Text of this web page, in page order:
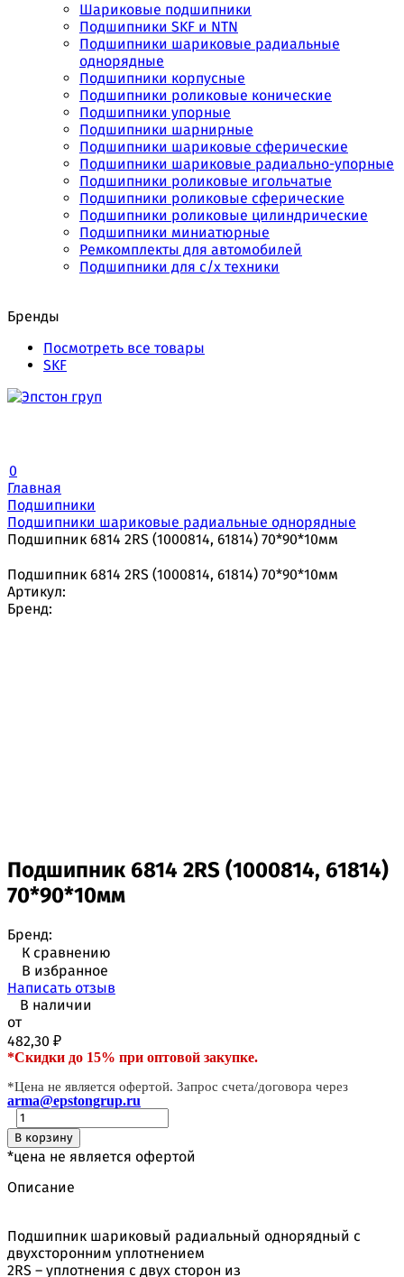
Шариковые подшипники
Подшипники SKF и NTN
Подшипники шариковые радиальные
однорядные
Подшипники корпусные
Подшипники роликовые конические
Подшипники упорные
Подшипники шарнирные
Подшипники шариковые сферические
Подшипники шариковые радиально-упорные
Подшипники роликовые игольчатые
Подшипники роликовые сферические
Подшипники роликовые цилиндрические
Подшипники миниатюрные
Ремкомплекты для автомобилей
Подшипники для с/х техники
Бренды
Посмотреть все товары
SKF
0
Главная
Подшипники
Подшипники шариковые радиальные однорядные
Подшипник 6814 2RS (1000814, 61814) 70*90*10мм
Подшипник 6814 2RS (1000814, 61814) 70*90*10мм
Артикул:
Бренд:
Подшипник 6814 2RS (1000814, 61814)
70*90*10мм
Бренд:
К сравнению
В избранное
Написать отзыв
В наличии
от
482,30 ₽
*Скидки до 15% при оптовой закупке.
*Цена не является офертой. Запрос счета/договора через
arma@epstongrup.ru
В корзину
*цена не является офертой
Описание
Подшипник шариковый радиальный однорядный с
двухсторонним уплотнением
2RS – уплотнения с двух сторон из